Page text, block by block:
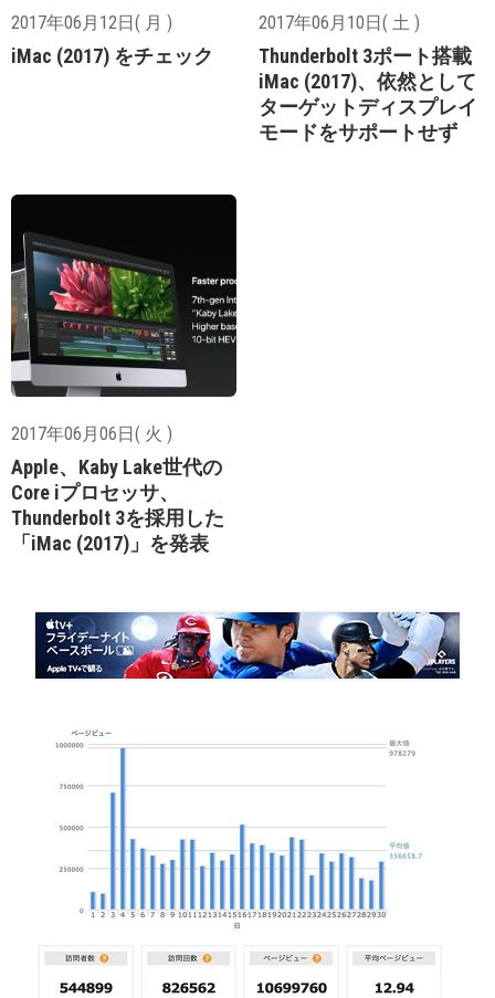
2017年06月12日( 月 )
iMac (2017) をチェック
2017年06月10日( 土 )
Thunderbolt 3ポート搭載
iMac (2017)、依然として
ターゲットディスプレイ
モードをサポートせず
2017年06月06日( 火 )
Apple、Kaby Lake世代の
Core iプロセッサ、
Thunderbolt 3を採用した
「iMac (2017)」を発表